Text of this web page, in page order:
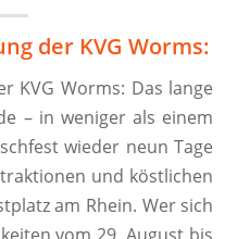
der KVG Worms:
KVG Worms: Das lange
– in weniger als einem
wieder neun Tage
und köstlichen
am Rhein. Wer sich